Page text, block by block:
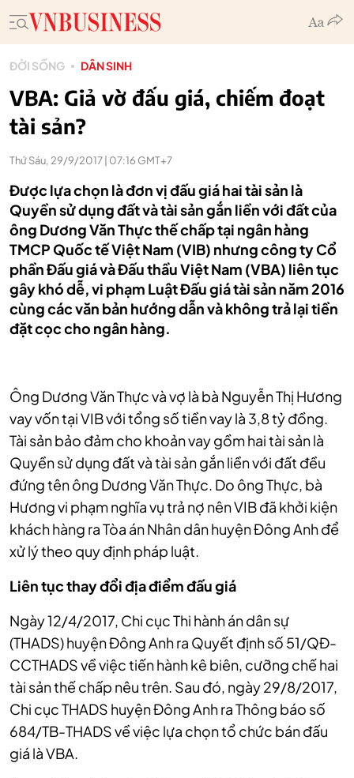
ĐỜI SỐNG DÂN SINH
VBA: Giả vờ đấu giá, chiếm đoạt
tài sản?
Thứ Sáu, 29/9/2017 | 07:16 GMT+7
Được lựa chọn là đơn vị đấu giá hai tài sản là
Quyền sử dụng đất và tài sản gắn liền với đất của
ông Dương Văn Thực thế chấp tại ngân hàng
TMCP Quốc tế Việt Nam (VIB) nhưng công ty Cổ
phần Đấu giá và Đấu thầu Việt Nam (VBA) liên tục
gây khó dễ, vi phạm Luật Đấu giá tài sản năm 2016
cùng các văn bản hướng dẫn và không trả lại tiền
đặt cọc cho ngân hàng.
Ông Dương Văn Thực và vợ là bà Nguyễn Thị Hương
vay vốn tại VIB với tổng số tiền vay là 3,8 tỷ đồng.
Tài sản bảo đảm cho khoản vay gồm hai tài sản là
Quyền sử dụng đất và tài sản gắn liền với đất đều
đứng tên ông Dương Văn Thực. Do ông Thực, bà
Hương vi phạm nghĩa vụ trả nợ nên VIB đã khởi kiện
khách hàng ra Tòa án Nhân dân huyện Đông Anh để
xử lý theo quy định pháp luật.
Liên tục thay đổi địa điểm đấu giá
Ngày 12/4/2017, Chi cục Thi hành án dân sự
(THADS) huyện Đông Anh ra Quyết định số 51/QĐ-
CCTHADS về việc tiến hành kê biên, cưỡng chế hai
tài sản thế chấp nêu trên. Sau đó, ngày 29/8/2017,
Chi cục THADS huyện Đông Anh ra Thông báo số
684/TB-THADS về việc lựa chọn tổ chức bán đấu
giá là VBA.